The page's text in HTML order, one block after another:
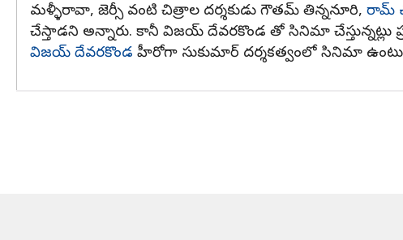
మళ్ళీరావా, జెర్సీ వంటి చిత్రాల దర్శకుడు గౌతమ్ తిన్ననూరి, రామ్
చేస్తాడని అన్నారు. కానీ విజయ్ దేవరకొండ తో సినిమా చేస్తున్నట్లు
విజయ్ దేవరకొండ హీరోగా సుకుమార్ దర్శకత్వంలో సినిమా